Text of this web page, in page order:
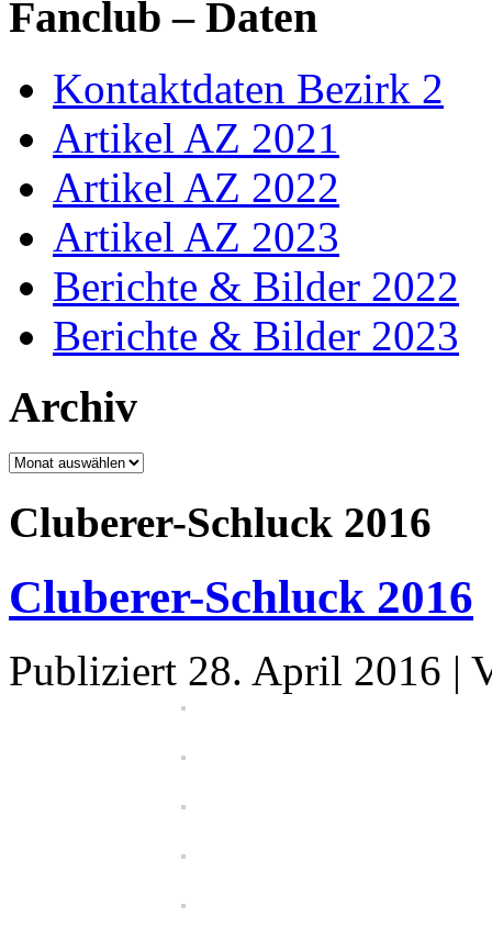
Fanclub – Daten
Kontaktdaten Bezirk 2
Artikel AZ 2021
Artikel AZ 2022
Artikel AZ 2023
Berichte & Bilder 2022
Berichte & Bilder 2023
Archiv
Archiv
Cluberer-Schluck 2016
Cluberer-Schluck 2016
Publiziert 28. April 2016 |